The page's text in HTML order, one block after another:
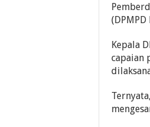
(DPMPD
Kepala
capaian